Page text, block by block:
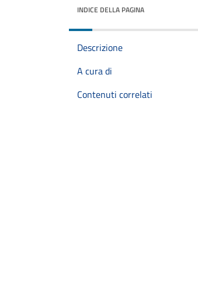
INDICE DELLA PAGINA
Descrizione
A cura di
Contenuti correlati